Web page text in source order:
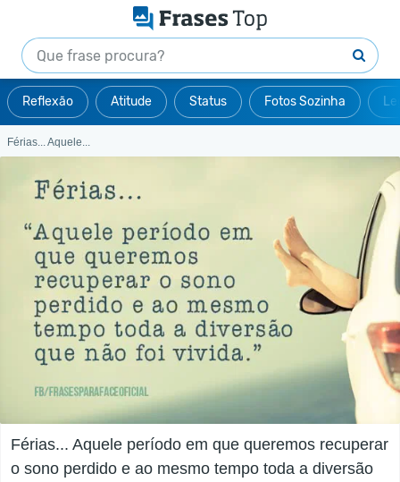
Reflexão Atitude Status Fotos Sozinha
Férias... Aquele...
Férias... Aquele período em que queremos recuperar
o sono perdido e ao mesmo tempo toda a diversão